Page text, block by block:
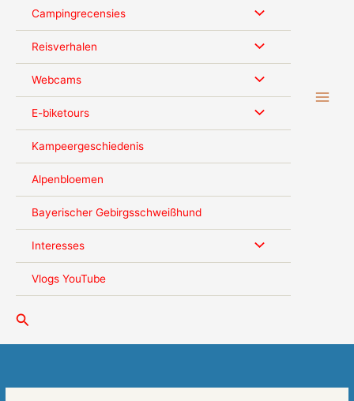
Campingrecensies
Reisverhalen
Webcams
E-biketours
Kampeergeschiedenis
Alpenbloemen
Bayerischer Gebirgsschweißhund
Interesses
Vlogs YouTube
Zoeken